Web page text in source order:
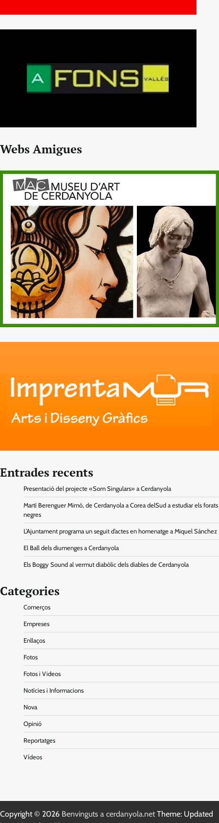
Webs Amigues
Entrades recents
Presentació del projecte «Som Singulars» a Cerdanyola
Martí Berenguer Mimó, de Cerdanyola a Corea delSud a estudiar els forats
negres
L’Ajuntament programa un seguit d’actes en homenatge a Miquel Sánchez
El Ball dels diumenges a Cerdanyola
Els Boggy Sound al vermut diabòlic dels diables de Cerdanyola
Categories
Comerços
Empreses
Enllaços
Fotos
Fotos i Videos
Notícies i Informacions
Nova
Opinió
Reportatges
Vídeos
Copyright © 2026 Benvinguts a cerdanyola.net Theme: Updated